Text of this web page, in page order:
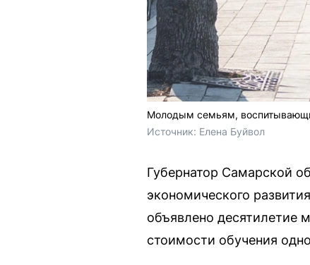
Молодым семьям,
Источник: Елена Буйвол
Губернатор Самарской
экономического
объявлено десятилетие
стоимости обучения